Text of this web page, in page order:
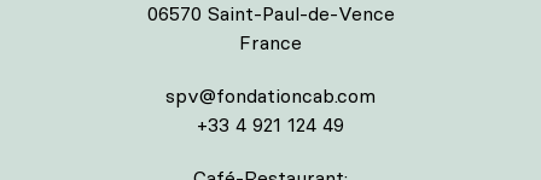
06570 Saint-Paul-de-Vence
France
spv@fondationcab.com
+33 4 921 124 49